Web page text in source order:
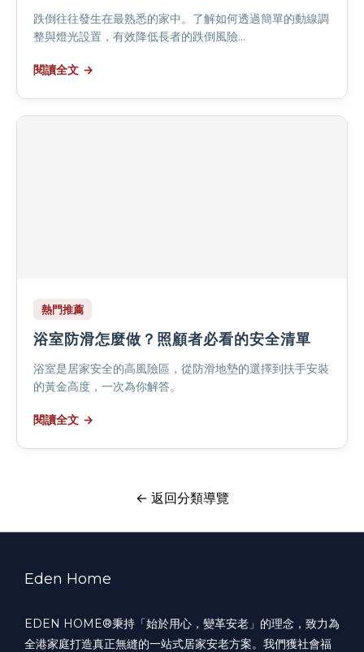
跌倒往往發生在最熟悉的家中。了解如何透過簡單的動線調
整與燈光設置，有效降低長者的跌倒風險...
閱讀全文
熱門推薦
浴室防滑怎麼做？照顧者必看的安全清單
浴室是居家安全的高風險區，從防滑地墊的選擇到扶手安裝
的黃金高度，一次為你解答。
閱讀全文
← 返回分類導覽
Eden Home
EDEN HOME®️秉持「始於用心，變革安老」的理念，致力為
全港家庭打造真正無縫的一站式居家安老方案。我們獲社會福